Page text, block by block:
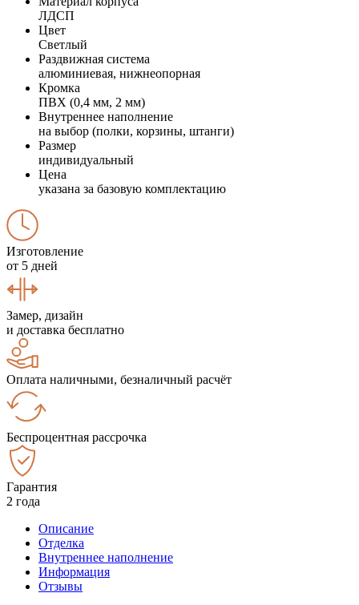
ЛДСП
Цвет
Светлый
Раздвижная система
алюминиевая, нижнеопорная
Кромка
ПВХ (0,4 мм, 2 мм)
Внутреннее наполнение
на выбор (полки, корзины, штанги)
Размер
индивидуальный
Цена
указана за базовую комплектацию
Изготовление
от 5 дней
Замер, дизайн
и доставка бесплатно
Оплата наличными, безналичный расчёт
Беспроцентная рассрочка
Гарантия
2 года
Описание
Отделка
Внутреннее наполнение
Информация
Отзывы